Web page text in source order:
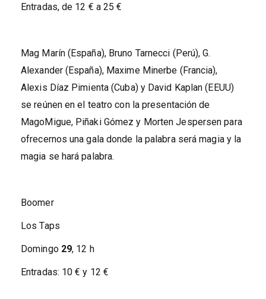
Entradas, de 12 € a 25 €
Mag Marín (España), Bruno Tarnecci (Perú), G.
Alexander (España), Maxime Minerbe (Francia),
Alexis Díaz Pimienta (Cuba) y David Kaplan (EEUU)
se reúnen en el teatro con la presentación de
MagoMigue, Piñaki Gómez y Morten Jespersen para
ofrecernos una gala donde la palabra será magia y la
magia se hará palabra.
Boomer
Los Taps
Domingo 29, 12 h
Entradas: 10 € y 12 €